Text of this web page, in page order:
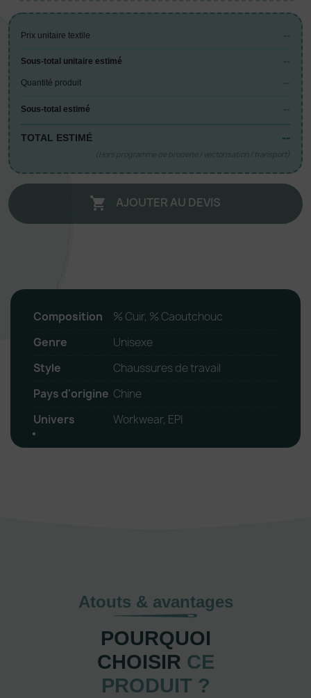
Prix unitaire textile --
Sous-total unitaire estimé --
Quantité produit --
Sous-total estimé --
TOTAL ESTIMÉ --
(Hors programme de broderie / vectorisation / transport)
 AJOUTER AU DEVIS
Composition
% Cuir, % Caoutchouc
Genre
Unisexe
Style
Chaussures de travail
Pays d'origine Chine
Univers
Workwear, EPI
Atouts & avantages
POURQUOI
CHOISIR CE
PRODUIT ?